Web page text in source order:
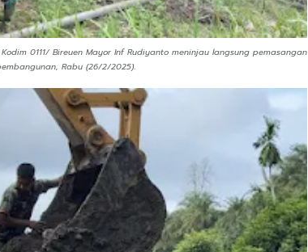
0111/ Bireuen Mayor Inf Rudiyanto meninjau langsung pemasangan
Rabu (26/2/2025).